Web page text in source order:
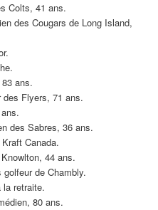
Colts, 41 ans.
des Cougars de Long Island,
ans.
des Flyers, 71 ans.
des Sabres, 36 ans.
Canada.
44 ans.
de Chambly.
la retraite.
80 ans.